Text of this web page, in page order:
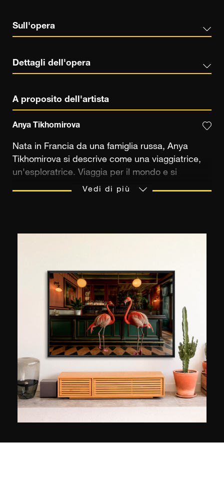
Sull'opera
Dettagli dell'opera
A proposito dell'artista
Anya Tikhomirova
Nata in Francia da una famiglia russa, Anya
Tikhomirova si descrive come una viaggiatrice,
un'esploratrice. Viaggia per il mondo e si
arricchisce delle tante culture che incontra per
disegni, le animazioni e i volumi. Affronta il lavoro
come la sua vita: da viaggiatrice, da esploratrice
e da ricercatrice. Influenzato dal suo secondo
paese, il Costa Rica, il suo lavoro attinge sia alla
sfera pubblica che a quella privata e ruota
attorno all'ambivalenza che l’essere umano
intrattiene con il resto della vita. "Il mio lavoro è
eclettico, ma il terreno che esploro è sempre
quello della natura, del vivere e della sua
esperienza. Il mio approccio può senza dubbio
scaturire da questo pensiero preso in prestito
Vedi di più